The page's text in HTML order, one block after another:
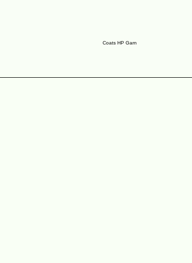
Coats HP Garn